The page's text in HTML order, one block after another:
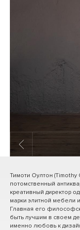
Тимоти Оултон (Timothy
потомственный
креативный директор
марки элитной мебели
Главная его
быть лучшим в своем
именно любовь к